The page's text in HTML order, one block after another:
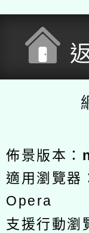
佈景版本：
適用瀏覽
Opera
支援行動瀏